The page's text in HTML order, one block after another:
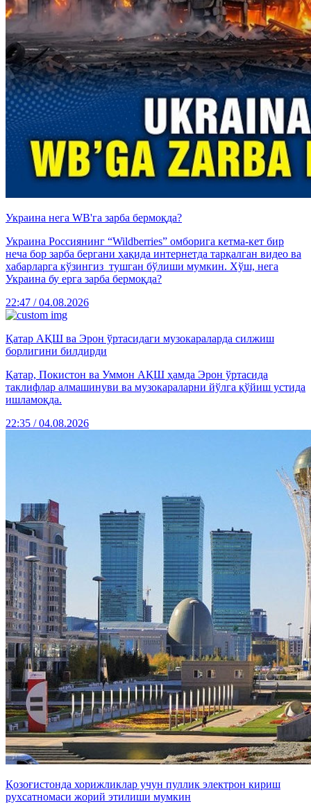
Украина нега WB'га зарба бермоқда?
Украина Россиянинг “Wildberries” омборига кетма-кет бир
неча бор зарба бергани ҳақида интернетда тарқалган видео ва
хабарларга кўзингиз тушган бўлиши мумкин. Хўш, нега
Украина бу ерга зарба бермоқда?
22:47 / 04.08.2026
Қатар АҚШ ва Эрон ўртасидаги музокараларда силжиш
борлигини билдирди
Қатар, Покистон ва Уммон АҚШ ҳамда Эрон ўртасида
таклифлар алмашинуви ва музокараларни йўлга қўйиш устида
ишламоқда.
22:35 / 04.08.2026
Қозоғистонда хорижликлар учун пуллик электрон кириш
рухсатномаси жорий этилиши мумкин